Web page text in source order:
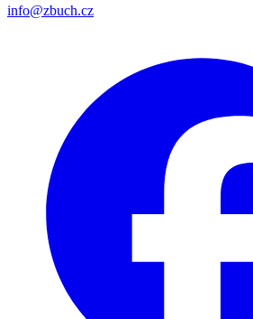
info@zbuch.cz